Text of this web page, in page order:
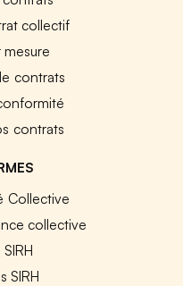
collectif
mesure
contrats
contrats
Collective
collective
SIRH